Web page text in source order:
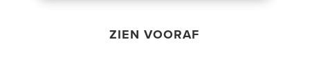
ZIEN VOORAF